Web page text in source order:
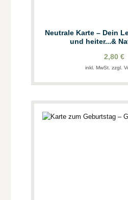
Neutrale Karte – Dein
und heiter...&
2,80 €
inkl. MwSt. zzgl.